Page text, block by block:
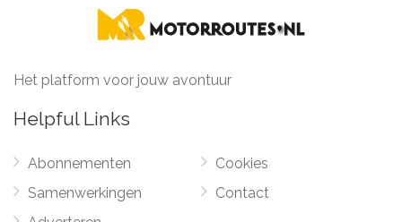
Het platform voor jouw avontuur
Helpful Links
Abonnementen
Samenwerkingen
Cookies
Contact